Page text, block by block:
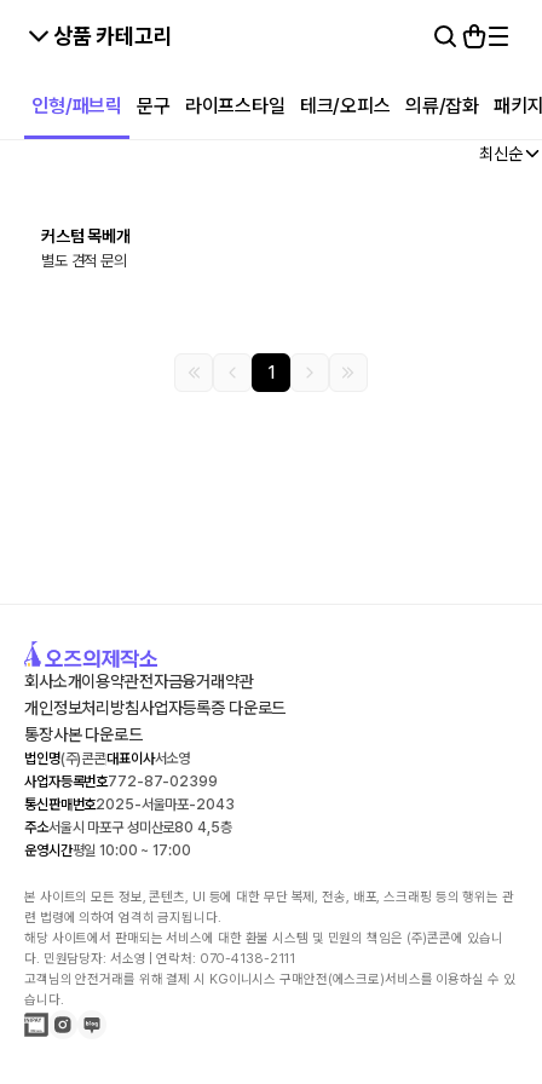
상품 카테고리
인형/패브릭 문구 라이프스타일 테크/오피스 의류/잡화 패키
최신순
커스텀 목베개
별도 견적 문의
1
법인명(주)콘콘대표이사서소영
사업자등록번호772-87-02399
통신판매번호2025-서울마포-2043
주소서울시 마포구 성미산로80 4,5층
운영시간평일 10:00 ~ 17:00
회사소개이용약관전자금융거래약관
개인정보처리방침사업자등록증 다운로드
통장사본 다운로드
본 사이트의 모든 정보, 콘텐츠, UI 등에 대한 무단 복제, 전송, 배포, 스크래핑 등의 행위는 관
련 법령에 의하여 엄격히 금지됩니다.
해당 사이트에서 판매되는 서비스에 대한 환불 시스템 및 민원의 책임은 (주)콘콘에 있습니
다. 민원담당자: 서소영 | 연락처: 070-4138-2111
고객님의 안전거래를 위해 결제 시 KG이니시스 구매안전(에스크로)서비스를 이용하실 수 있
습니다.